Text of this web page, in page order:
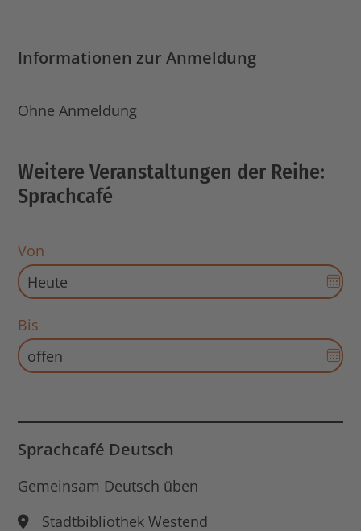
Informationen zur Anmeldung
Ohne Anmeldung
Weitere Veranstaltungen der Reihe:
Sprachcafé
Von
Bis
Sprachcafé Deutsch
Gemeinsam Deutsch üben
Stadtbibliothek Westend